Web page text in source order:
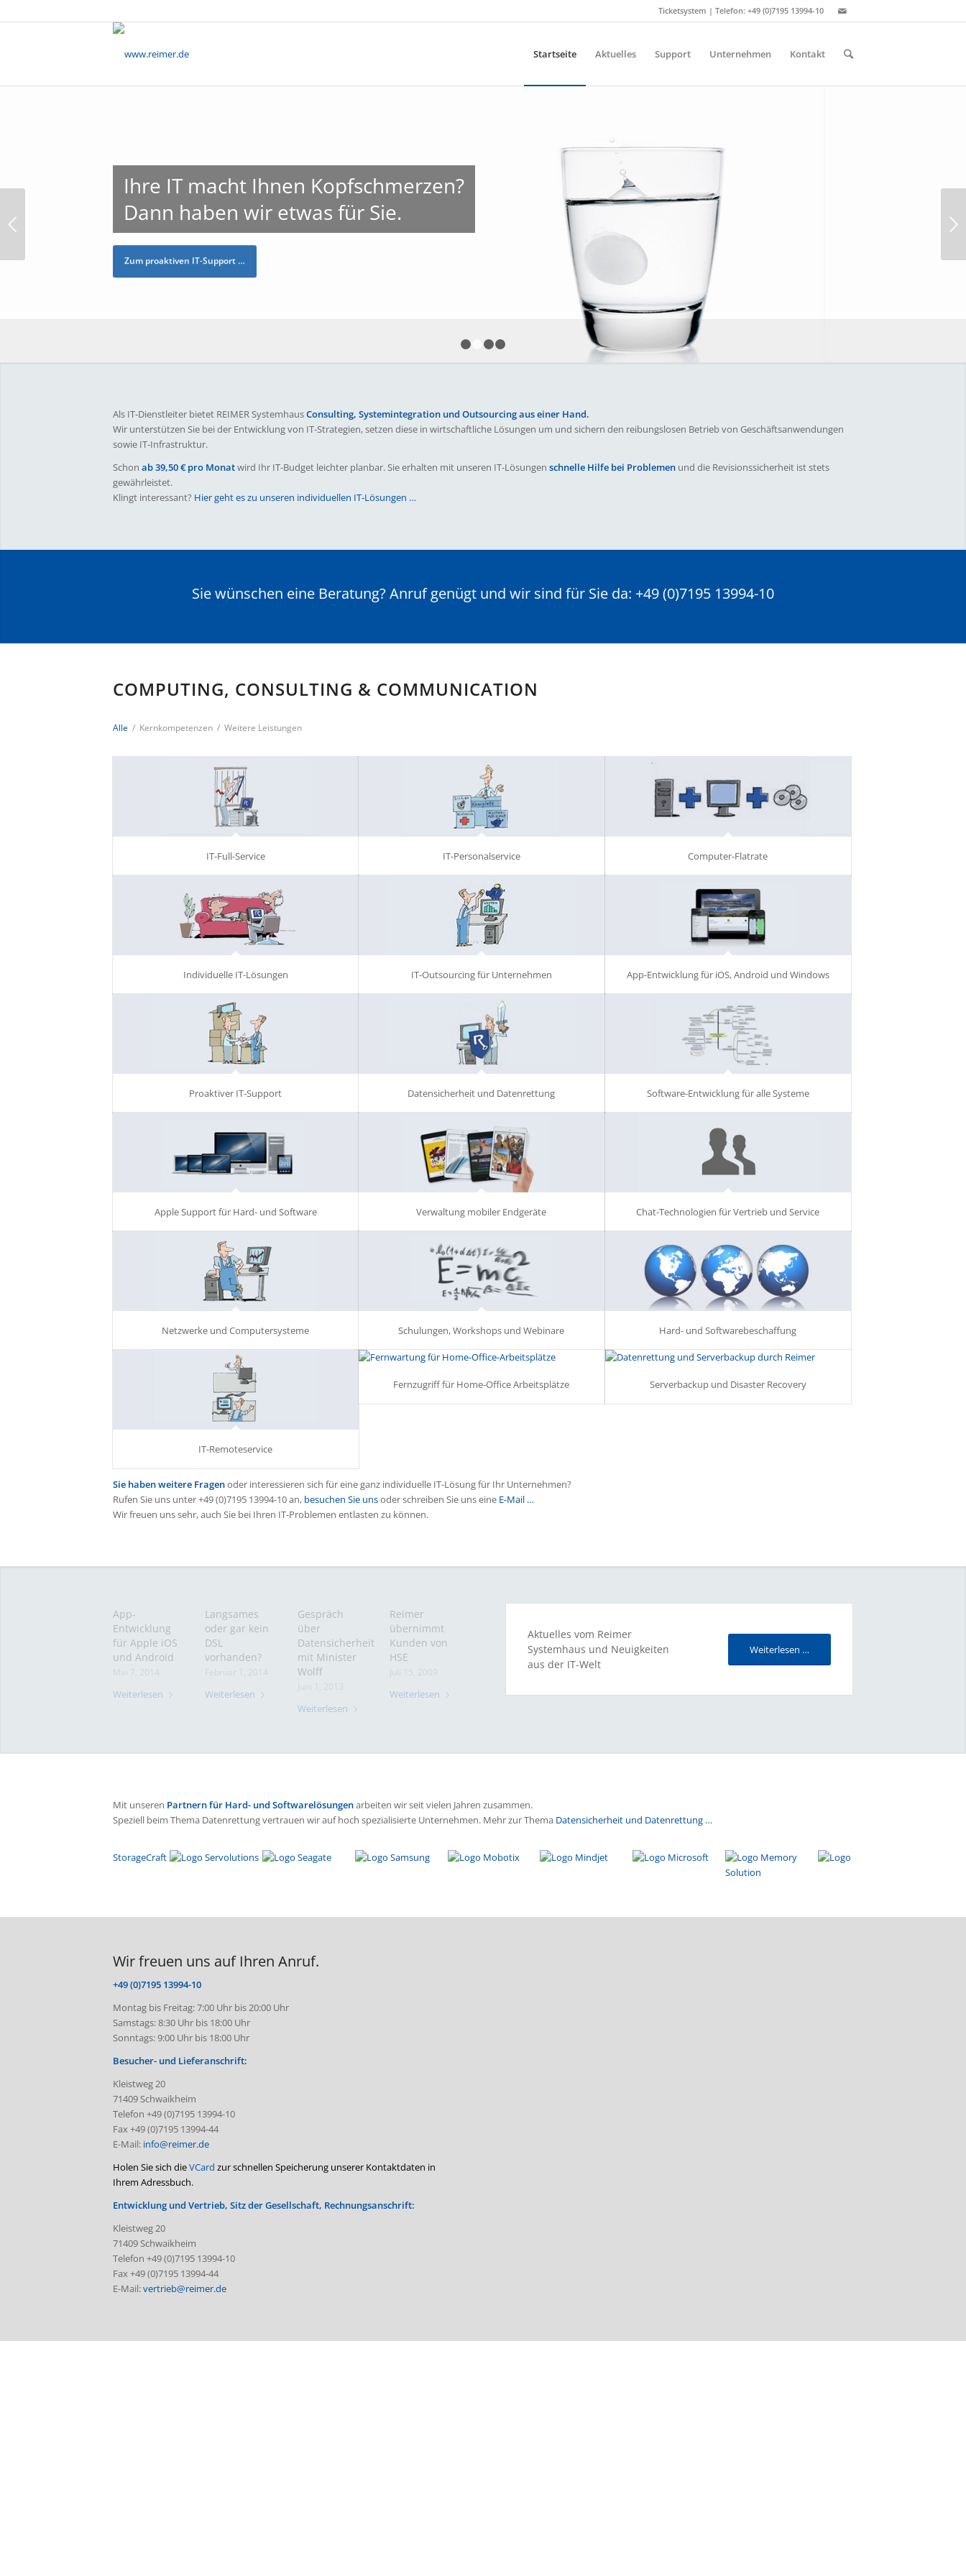
Ticketsystem | Telefon: +49 (0)7195 13994-10
Startseite Aktuelles Support Unternehmen Kontakt
Ihre IT macht Ihnen Kopfschmerzen?
Dann haben wir etwas für Sie.
Zum proaktiven IT-Support …
Als IT-Dienstleiter bietet REIMER SystemhausConsulting, Systemintegration und Outsourcing aus einer Hand.
Wir unterstützen Sie bei der Entwicklung von IT-Strategien, setzen diese in wirtschaftliche Lösungen um und sichern den reibungslosen Betrieb von Geschäftsanwendungen
sowie IT-Infrastruktur.
Schon ab 39,50 € pro Monatwird Ihr IT-Budget leichter planbar. Sie erhalten mit unseren IT-Lösungen schnelle Hilfe bei Problemen und die Revisionssicherheit ist stets
gewährleistet.
Klingt interessant? Hier geht es zu unseren individuellen IT-Lösungen …
Sie wünschen eine Beratung? Anruf genügt und wir sind für Sie da: +49 (0)7195 13994-10
COMPUTING, CONSULTING & COMMUNICATION
Alle / Kernkompetenzen / Weitere Leistungen
IT-Full-Service IT-Personalservice Computer-Flatrate
Individuelle IT-Lösungen IT-Outsourcing für Unternehmen App-Entwicklung für iOS, Android und Windows
Proaktiver IT-Support Datensicherheit und Datenrettung Software-Entwicklung für alle Systeme
Apple Support für Hard- und Software Verwaltung mobiler Endgeräte Chat-Technologien für Vertrieb und Service
Netzwerke und Computersysteme Schulungen, Workshops und Webinare Hard- und Softwarebeschaffung
IT-Remoteservice
Fernzugriff für Home-Office Arbeitsplätze Serverbackup und Disaster Recovery
Sie haben weitere Fragenoder interessieren sich für eine ganz individuelle IT-Lösung für Ihr Unternehmen?
Rufen Sie uns unter +49 (0)7195 13994-10 an, besuchen Sie unsoder schreiben Sie uns eine E-Mail …
Wir freuen uns sehr, auch Sie bei Ihren IT-Problemen entlasten zu können.
App-
Entwicklung
für Apple iOS
und Android
Weiterlesen
Langsames
oder gar kein
DSL
vorhanden?
Weiterlesen
Gespräch
über
Datensicherheit
mit Minister
Wolff
Weiterlesen
Reimer
übernimmt
Kunden von
HSE
Weiterlesen
Aktuelles vom Reimer
Systemhaus und Neuigkeiten
aus der IT-Welt
Weiterlesen …
Mit unseren Partnern für Hard- und Softwarelösungenarbeiten wir seit vielen Jahren zusammen.
Speziell beim Thema Datenrettung vertrauen wir auf hoch spezialisierte Unternehmen. Mehr zur Thema Datensicherheit und Datenrettung …
Wir freuen uns auf Ihren Anruf.
+49 (0)7195 13994-10
Montag bis Freitag: 7:00 Uhr bis 20:00 Uhr
Samstags: 8:30 Uhr bis 18:00 Uhr
Sonntags: 9:00 Uhr bis 18:00 Uhr
Besucher- und Lieferanschrift:
Kleistweg 20
71409 Schwaikheim
Telefon +49 (0)7195 13994-10
Fax +49 (0)7195 13994-44
E-Mail: info@reimer.de
Holen Sie sich dieVCard zur schnellen Speicherung unserer Kontaktdaten in
Ihrem Adressbuch.
Entwicklung und Vertrieb, Sitz der Gesellschaft, Rechnungsanschrift:
Kleistweg 20
71409 Schwaikheim
Telefon +49 (0)7195 13994-10
Fax +49 (0)7195 13994-44
E-Mail:vertrieb@reimer.de